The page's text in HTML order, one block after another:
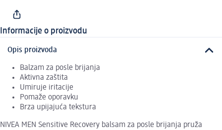
Informacije o proizvodu
Opis proizvoda
Balzam za posle brijanja
Aktivna zaštita
Umiruje iritacije
Pomaže oporavku
Brza upijajuća tekstura
NIVEA MEN Sensitive Recovery balsam za posle brijanja pruža